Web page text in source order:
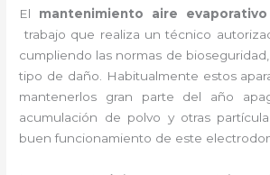
El mantenimiento aire evaporativo
trabajo que realiza un técnico
cumpliendo las normas de
tipo de daño. Habitualmente estos
mantenerlos gran parte del año
acumulación de polvo y otras
buen funcionamiento de este